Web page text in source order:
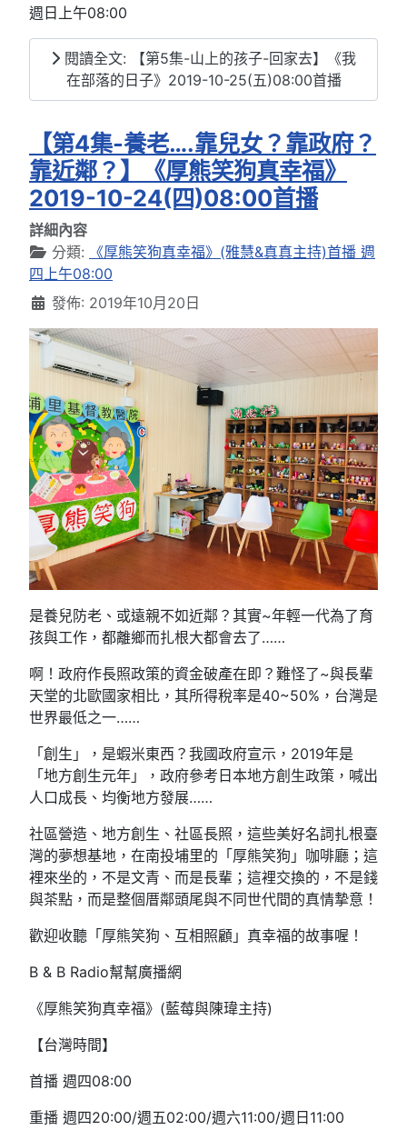
週日上午08:00
閱讀全文: 【第5集-山上的孩子-回家去】《我
在部落的日子》2019-10-25(五)08:00首播
【第4集-養老….靠兒女？靠政府？
靠近鄰？】《厚熊笑狗真幸福》
2019-10-24(四)08:00首播
詳細內容
分類:
《厚熊笑狗真幸福》(雅慧&真真主持)首播 週
四上午08:00
發佈: 2019年10月20日
是養兒防老、或遠親不如近鄰？其實~年輕一代為了育
孩與工作，都離鄉而扎根大都會去了……
啊！政府作長照政策的資金破產在即？難怪了~與長輩
天堂的北歐國家相比，其所得稅率是40~50%，台灣是
世界最低之一……
「創生」，是蝦米東西？我國政府宣示，2019年是
「地方創生元年」，政府參考日本地方創生政策，喊出
人口成長、均衡地方發展……
社區營造、地方創生、社區長照，這些美好名詞扎根臺
灣的夢想基地，在南投埔里的「厚熊笑狗」咖啡廳；這
裡來坐的，不是文青、而是長輩；這裡交換的，不是錢
與茶點，而是整個厝鄰頭尾與不同世代間的真情摯意！
歡迎收聽「厚熊笑狗、互相照顧」真幸福的故事喔！
B & B Radio幫幫廣播網
《厚熊笑狗真幸福》(藍莓與陳瑋主持)
【台灣時間】
首播 週四08:00
重播 週四20:00/週五02:00/週六11:00/週日11:00